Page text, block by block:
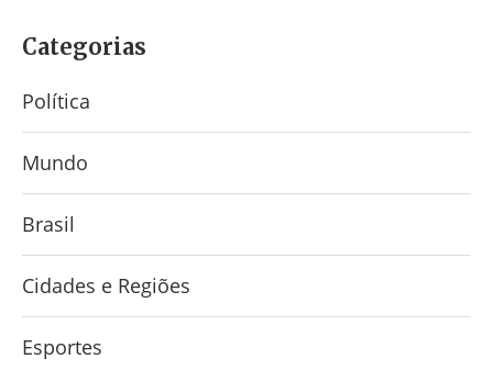
Categorias
Política
Mundo
Brasil
Cidades e Regiões
Esportes